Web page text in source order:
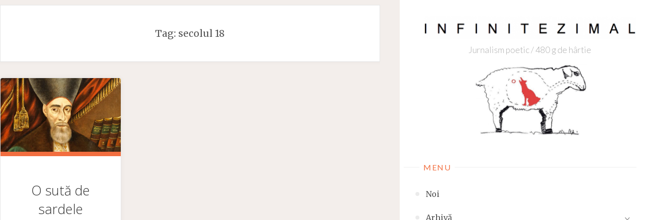
Skip
Jurnalism poetic / 480 g de hârtie
MENU
Noi
Arhivă
Tag: secolul 18
O sută de
sardele